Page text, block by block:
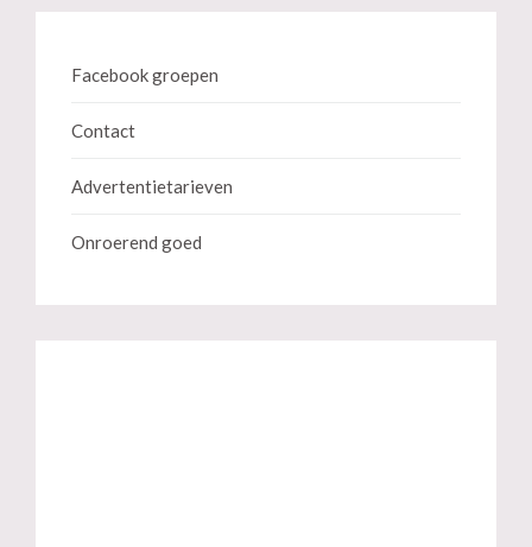
Facebook groepen
Contact
Advertentietarieven
Onroerend goed